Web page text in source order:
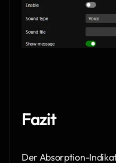
Fazit
Der Absorption-